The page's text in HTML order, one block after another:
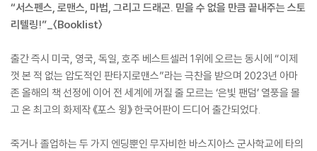
“서스펜스, 로맨스, 마법, 그리고 드래곤. 믿을 수 없을 만큼 끝내주는 스토
리텔링!”_〈Booklist〉
출간 즉시 미국, 영국, 독일, 호주 베스트셀러 1위에 오르는 동시에 “이제
껏 본 적 없는 압도적인 판타지로맨스”라는 극찬을 받으며 2023년 아마
존 올해의 책 선정에 이어 전 세계에 꺼질 줄 모르는 ‘은빛 팬덤’ 열풍을 몰
고 온 최고의 화제작 《포스 윙》 한국어판이 드디어 출간되었다.
죽거나 졸업하는 두 가지 엔딩뿐인 무자비한 바스지아스 군사학교에 타의